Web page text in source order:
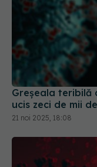
Greșeala teribilă
ucis zeci de mii de
21 noi 2025, 18:08